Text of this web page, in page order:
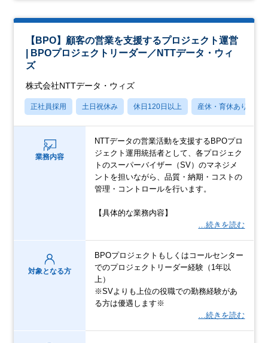
【BPO】顧客の営業を支援するプロジェクト運営
| BPOプロジェクトリーダー／NTTデータ・ウィ
ズ
株式会社NTTデータ・ウィズ
正社員採用 土日祝休み 休日120日以上 産休・育休あり
業務内容
NTTデータの営業活動を支援するBPOプロ
ジェクト運用統括者として、各プロジェク
トのスーパーバイザー（SV）のマネジメ
ントを担いながら、品質・納期・コストの
管理・コントロールを行います。
【具体的な業務内容】
…続きを読む
対象となる方
BPOプロジェクトもしくはコールセンター
でのプロジェクトリーダー経験（1年以
上）
※SVよりも上位の役職での勤務経験があ
る方は優遇します※
…続きを読む